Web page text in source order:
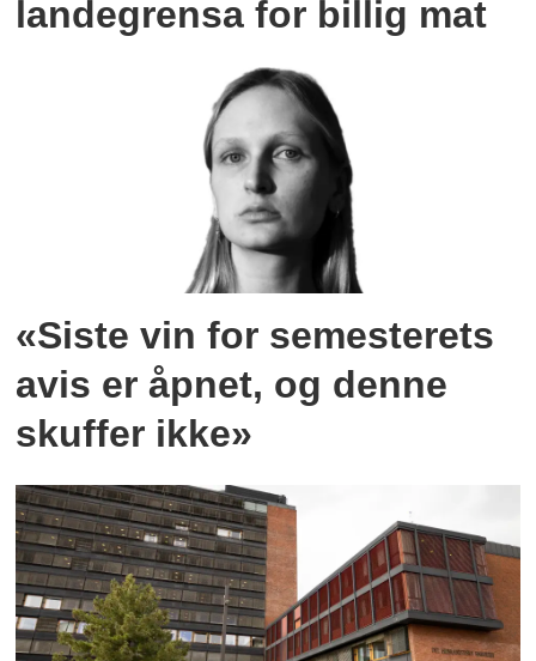
landegrensa for billig mat
«Siste vin for semesterets
avis er åpnet, og denne
skuffer ikke»